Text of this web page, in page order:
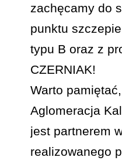
zachęcamy do
punktu
typu B oraz z
CZERNIAK!
Warto
Aglomeracja
jest partnerem
realizowanego